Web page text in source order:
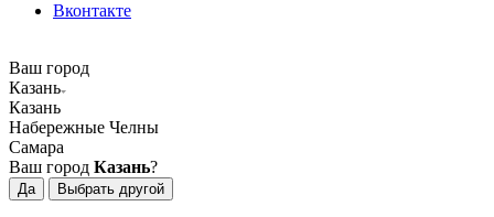
Вконтакте
Ваш город
Казань
Казань
Набережные Челны
Самара
Ваш город Казань?
Да Выбрать другой